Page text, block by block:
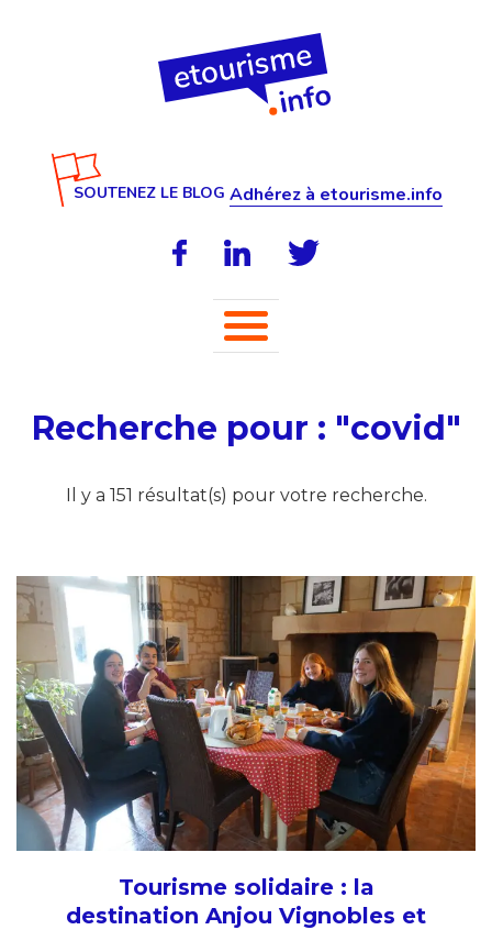
SOUTENEZ LE BLOG Adhérez à etourisme.info
Recherche pour : "covid"
Il y a 151 résultat(s) pour votre recherche.
Tourisme solidaire : la
destination Anjou Vignobles et